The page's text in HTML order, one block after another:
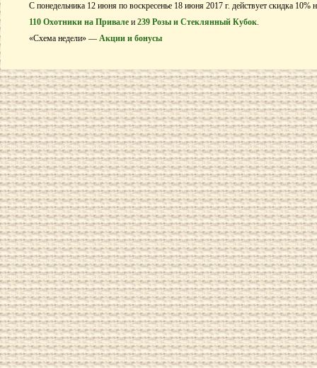
С понедельника 12 июня по воскресенье 18 июня 2017 г. действует скидка 10%
110 Охотники на Привале и 239 Розы и Стеклянный Кубок.
«Схема недели» — Акции и бонусы